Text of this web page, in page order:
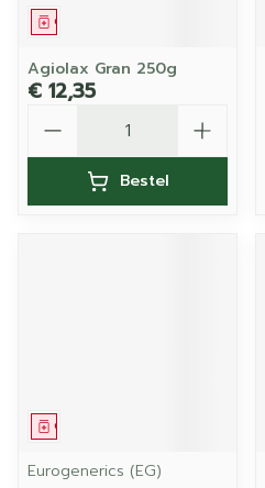
Geneesmiddel
Agiolax Gran 250g
€ 12,35
Bestel
Geneesmiddel
Eurogenerics (EG)